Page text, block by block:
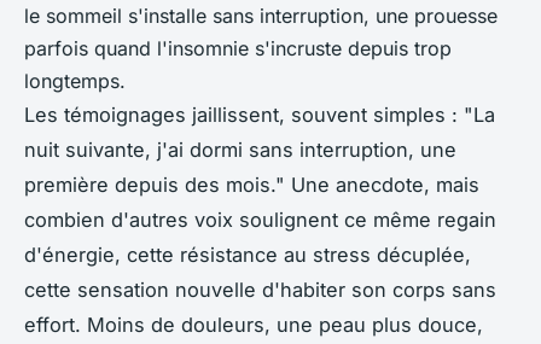
le sommeil s'installe sans interruption, une prouesse
parfois quand l'insomnie s'incruste depuis trop
longtemps.
Les témoignages jaillissent, souvent simples : "La
nuit suivante, j'ai dormi sans interruption, une
première depuis des mois." Une anecdote, mais
combien d'autres voix soulignent ce même regain
d'énergie, cette résistance au stress décuplée,
cette sensation nouvelle d'habiter son corps sans
effort. Moins de douleurs, une peau plus douce,